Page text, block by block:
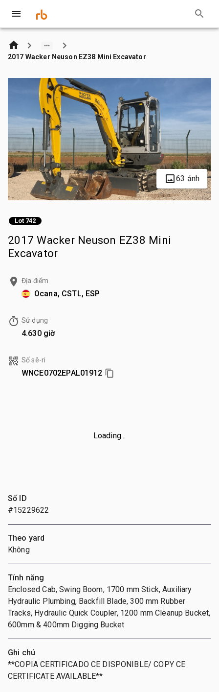
2017 Wacker Neuson EZ38 Mini Excavator
63 ảnh
Lot 742
2017 Wacker Neuson EZ38 Mini
Excavator
Địa điểm
Ocana, CSTL, ESP
Sử dụng
4.630 giờ
Số sê-ri
WNCE0702EPAL01912
Loading...
Số ID
#15229622
Theo yard
Không
Tính năng
Enclosed Cab, Swing Boom, 1700 mm Stick, Auxiliary
Hydraulic Plumbing, Backfill Blade, 300 mm Rubber
Tracks, Hydraulic Quick Coupler, 1200 mm Cleanup Bucket,
600mm & 400mm Digging Bucket
Ghi chú
**COPIA CERTIFICADO CE DISPONIBLE/ COPY CE
CERTIFICATE AVAILABLE**